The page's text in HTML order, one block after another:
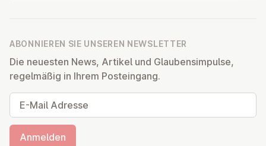
ABONNIEREN SIE UNSEREN NEWSLETTER
Die neuesten News, Artikel und Glaubensimpulse,
regelmäßig in Ihrem Posteingang.
E-Mail Adresse
Anmelden